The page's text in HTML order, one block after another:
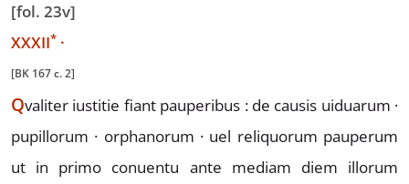
[fol. 23v]
XXXII* ·
[BK 167 c. 2]
Qvaliter iustitie fiant pauperibus : de causis uiduarum ·
pupillorum · orphanorum · uel reliquorum pauperum
ut in primo conuentu ante mediam diem illorum